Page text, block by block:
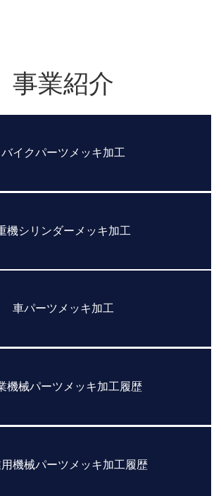
事業紹介
バイクパーツメッキ加工
機シリンダーメッキ加工
車パーツメッキ加工
機械パーツメッキ加工履歴
機械パーツメッキ加工履歴